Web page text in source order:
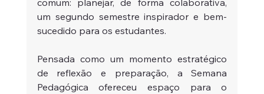
comum: planejar, de forma colaborativa,
um segundo semestre inspirador e bem-
sucedido para os estudantes.
Pensada como um momento estratégico
de reflexão e preparação, a Semana
Pedagógica ofereceu espaço para o